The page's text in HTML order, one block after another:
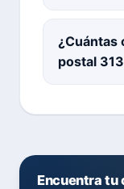
¿Cuántas
postal
Encuentra tu